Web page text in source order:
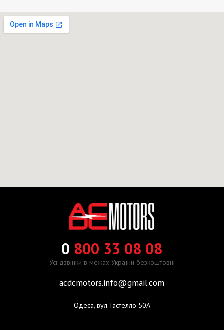
0 800 33 08 08
Усі дзвінки в межах України безкоштовні
acdcmotors.info@gmail.com
Одеса, вул. Гастелло 50А